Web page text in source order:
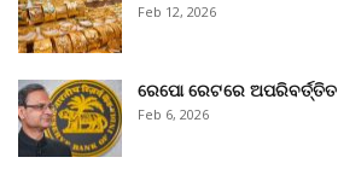
Feb 12, 2026
ରେପୋ ରେଟରେ ଅପରିବର୍ତ୍ତିତ
Feb 6, 2026